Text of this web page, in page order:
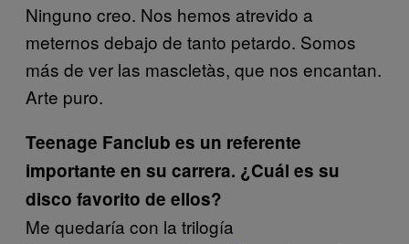
Ninguno creo. Nos hemos atrevido a
meternos debajo de tanto petardo. Somos
más de ver las mascletàs, que nos encantan.
Arte puro.
Teenage Fanclub es un referente
importante en su carrera. ¿Cuál es su
disco favorito de ellos?
Me quedaría con la trilogía